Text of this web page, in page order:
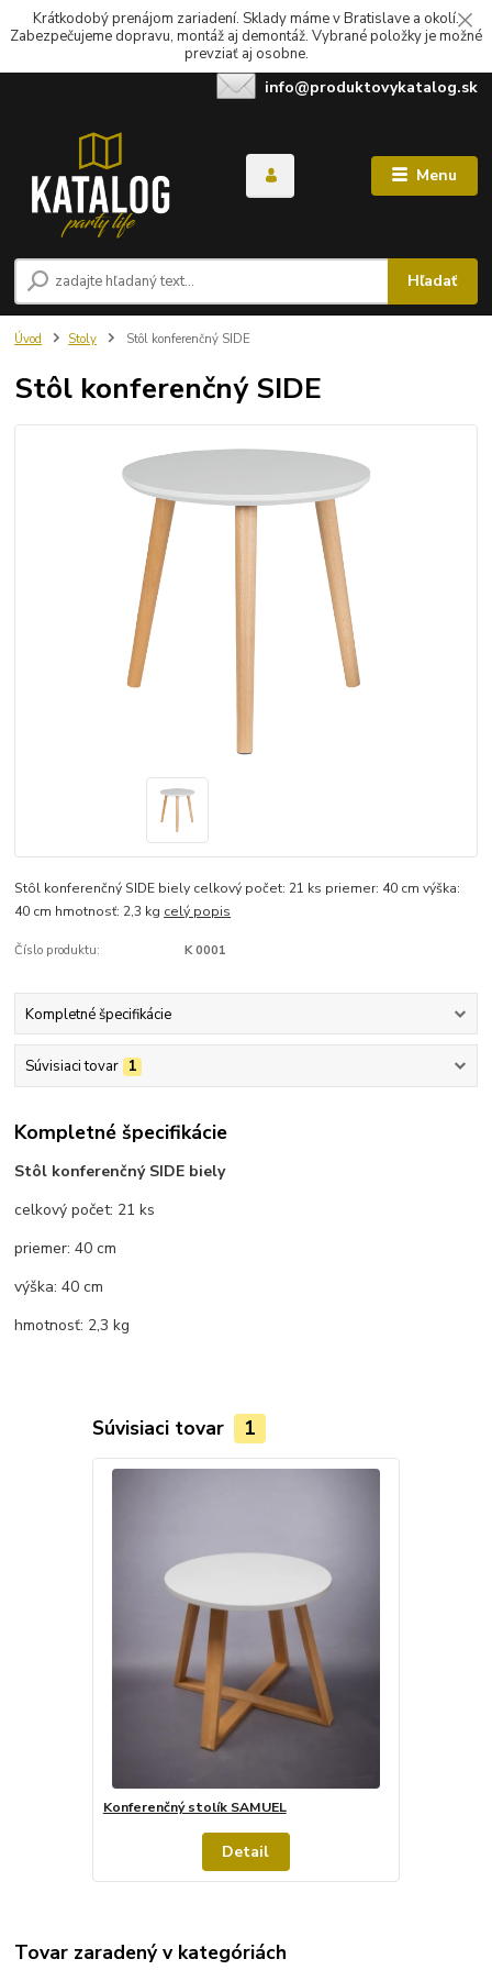
Krátkodobý prenájom zariadení. Sklady máme v Bratislave a okolí.
Zabezpečujeme dopravu, montáž aj demontáž. Vybrané položky je možné
prevziať aj osobne.
Menu
Hľadať
info@produktovykatalog.sk
Úvod Stoly Stôl konferenčný SIDE
Stôl konferenčný SIDE
Stôl konferenčný SIDE biely celkový počet: 21 ks priemer: 40 cm výška:
40 cm hmotnosť: 2,3 kg celý popis
Číslo produktu: K 0001
Kompletné špecifikácie
Súvisiaci tovar 1
Kompletné špecifikácie
Stôl konferenčný SIDE biely
celkový počet: 21 ks
priemer: 40 cm
výška: 40 cm
hmotnosť: 2,3 kg
Súvisiaci tovar 1
Konferenčný stolík SAMUEL
Detail
Tovar zaradený v kategóriách